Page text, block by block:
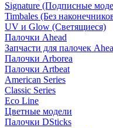
Signature (Подписные
Timbales (Без
UV и Glow (Светящиеся)
Палочки Ahead
Запчасти для палочек
Палочки Arborea
Палочки Artbeat
American Series
Classic Series
Eco Line
Цветные модели
Палочки DSticks